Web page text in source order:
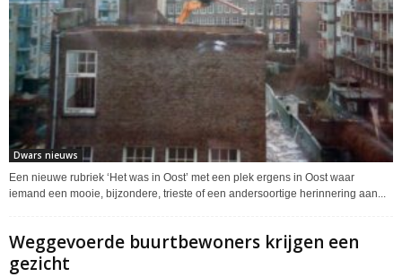
Dwars nieuws
Een nieuwe rubriek ‘Het was in Oost’ met een plek ergens in Oost waar
iemand een mooie, bijzondere, trieste of een andersoortige herinnering aan...
Weggevoerde buurtbewoners krijgen een
gezicht